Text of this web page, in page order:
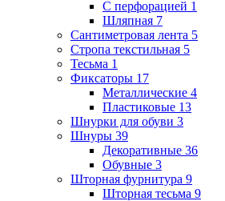
С перфорацией 1
Шляпная 7
Сантиметровая лента 5
Стропа текстильная 5
Тесьма 1
Фиксаторы 17
Металлические 4
Пластиковые 13
Шнурки для обуви 3
Шнуры 39
Декоративные 36
Обувные 3
Шторная фурнитура 9
Шторная тесьма 9